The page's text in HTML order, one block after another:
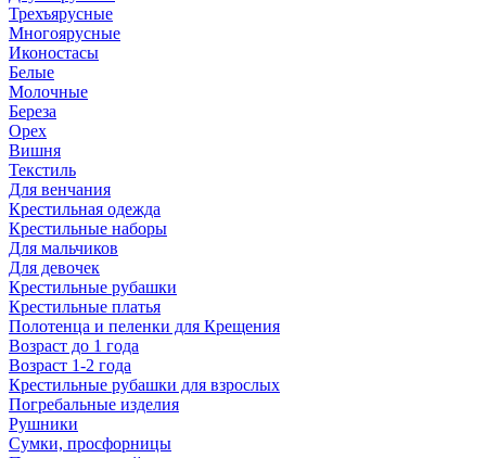
Трехъярусные
Многоярусные
Иконостасы
Белые
Молочные
Береза
Орех
Вишня
Текстиль
Для венчания
Крестильная одежда
Крестильные наборы
Для мальчиков
Для девочек
Крестильные рубашки
Крестильные платья
Полотенца и пеленки для Крещения
Возраст до 1 года
Возраст 1-2 года
Крестильные рубашки для взрослых
Погребальные изделия
Рушники
Сумки, просфорницы